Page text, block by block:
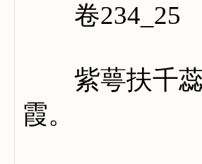
卷234_25
紫萼扶千蕊
霞。